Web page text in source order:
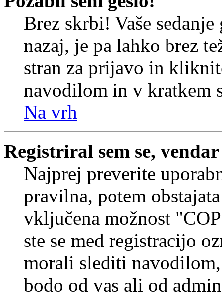
Brez skrbi! Vaše
nazaj, je pa lahko brez
stran za prijavo in
navodilom in v kratkem
Na vrh
Registriral sem se,
Najprej preverite
pravilna, potem
vključena možnost
ste se med registracijo
morali slediti
bodo od vas ali od